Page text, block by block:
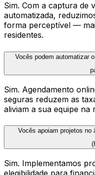
Sim. Com a captura de
automatizada,
forma perceptível —
residentes.
Vocês podem automatizar
Sim. Agendamento
seguras reduzem as
aliviam a sua equipe na
Vocês apoiam projetos no
Sim. Implementamos
elegibilidade para